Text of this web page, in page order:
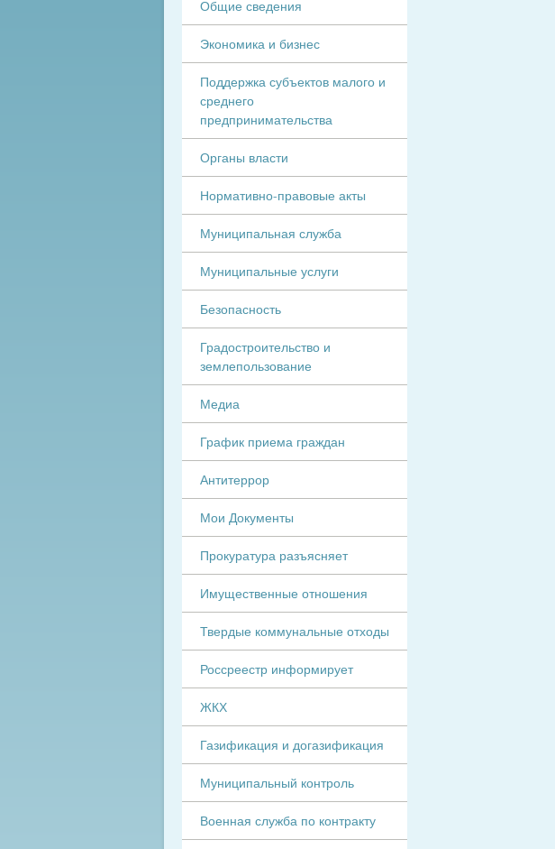
Общие сведения
Экономика и бизнес
Поддержка субъектов малого и
среднего
предпринимательства
Органы власти
Нормативно-правовые акты
Муниципальная служба
Муниципальные услуги
Безопасность
Градостроительство и
землепользование
Медиа
График приема граждан
Антитеррор
Мои Документы
Прокуратура разъясняет
Имущественные отношения
Твердые коммунальные отходы
Россреестр информирует
ЖКХ
Газификация и догазификация
Муниципальный контроль
Военная служба по контракту